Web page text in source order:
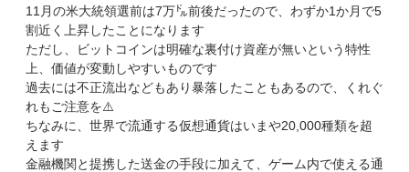
11月の米大統領選前は7万㌦前後だったので、わずか1か月で5
割近く上昇したことになります
ただし、ビットコインは明確な裏付け資産が無いという特性
上、価値が変動しやすいものです
過去には不正流出などもあり暴落したこともあるので、くれぐ
れもご注意を⚠️
ちなみに、世界で流通する仮想通貨はいまや20,000種類を超
えます
金融機関と提携した送金の手段に加えて、ゲーム内で使える通